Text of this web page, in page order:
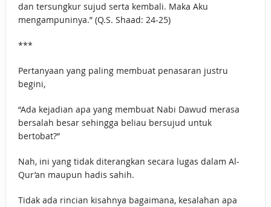
dan tersungkur sujud serta kembali. Maka Aku
mengampuninya.” (Q.S. Shaad: 24-25)
***
Pertanyaan yang paling membuat penasaran justru
begini,
“Ada kejadian apa yang membuat Nabi Dawud merasa
bersalah besar sehingga beliau bersujud untuk
bertobat?”
Nah, ini yang tidak diterangkan secara lugas dalam Al-
Qur’an maupun hadis sahih.
Tidak ada rincian kisahnya bagaimana, kesalahan apa